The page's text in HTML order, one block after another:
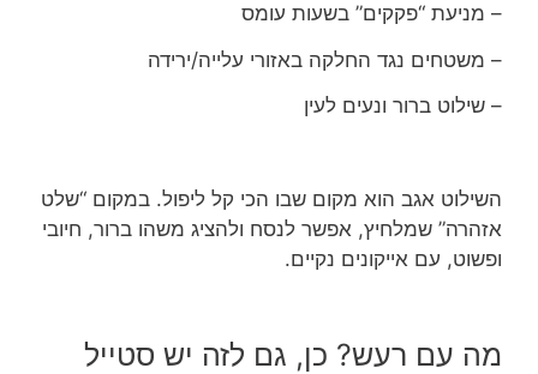
– מניעת “פקקים” בשעות עומס
– משטחים נגד החלקה באזורי עלייה/ירידה
– שילוט ברור ונעים לעין
השילוט אגב הוא מקום שבו הכי קל ליפול. במקום “שלט
אזהרה” שמלחיץ, אפשר לנסח ולהציג משהו ברור, חיובי
ופשוט, עם אייקונים נקיים.
מה עם רעש? כן, גם לזה יש סטייל